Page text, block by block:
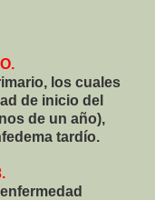
los cuales
de inicio del
de un año),
tardío.